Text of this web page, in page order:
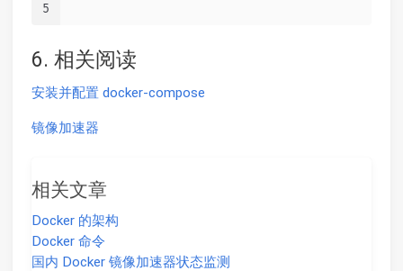
5
6. 相关阅读
安装并配置 docker-compose
镜像加速器
相关文章
Docker 的架构
Docker 命令
国内 Docker 镜像加速器状态监测